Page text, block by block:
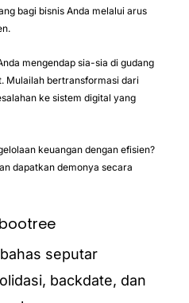
bagi bisnis Anda melalui arus
mengendap sia-sia di gudang
Mulailah bertransformasi dari
ke sistem digital yang
keuangan dengan efisien?
dapatkan demonya secara
seputar
backdate, dan